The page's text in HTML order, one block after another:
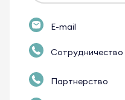
E-mail
Сотрудничество
Партнерство